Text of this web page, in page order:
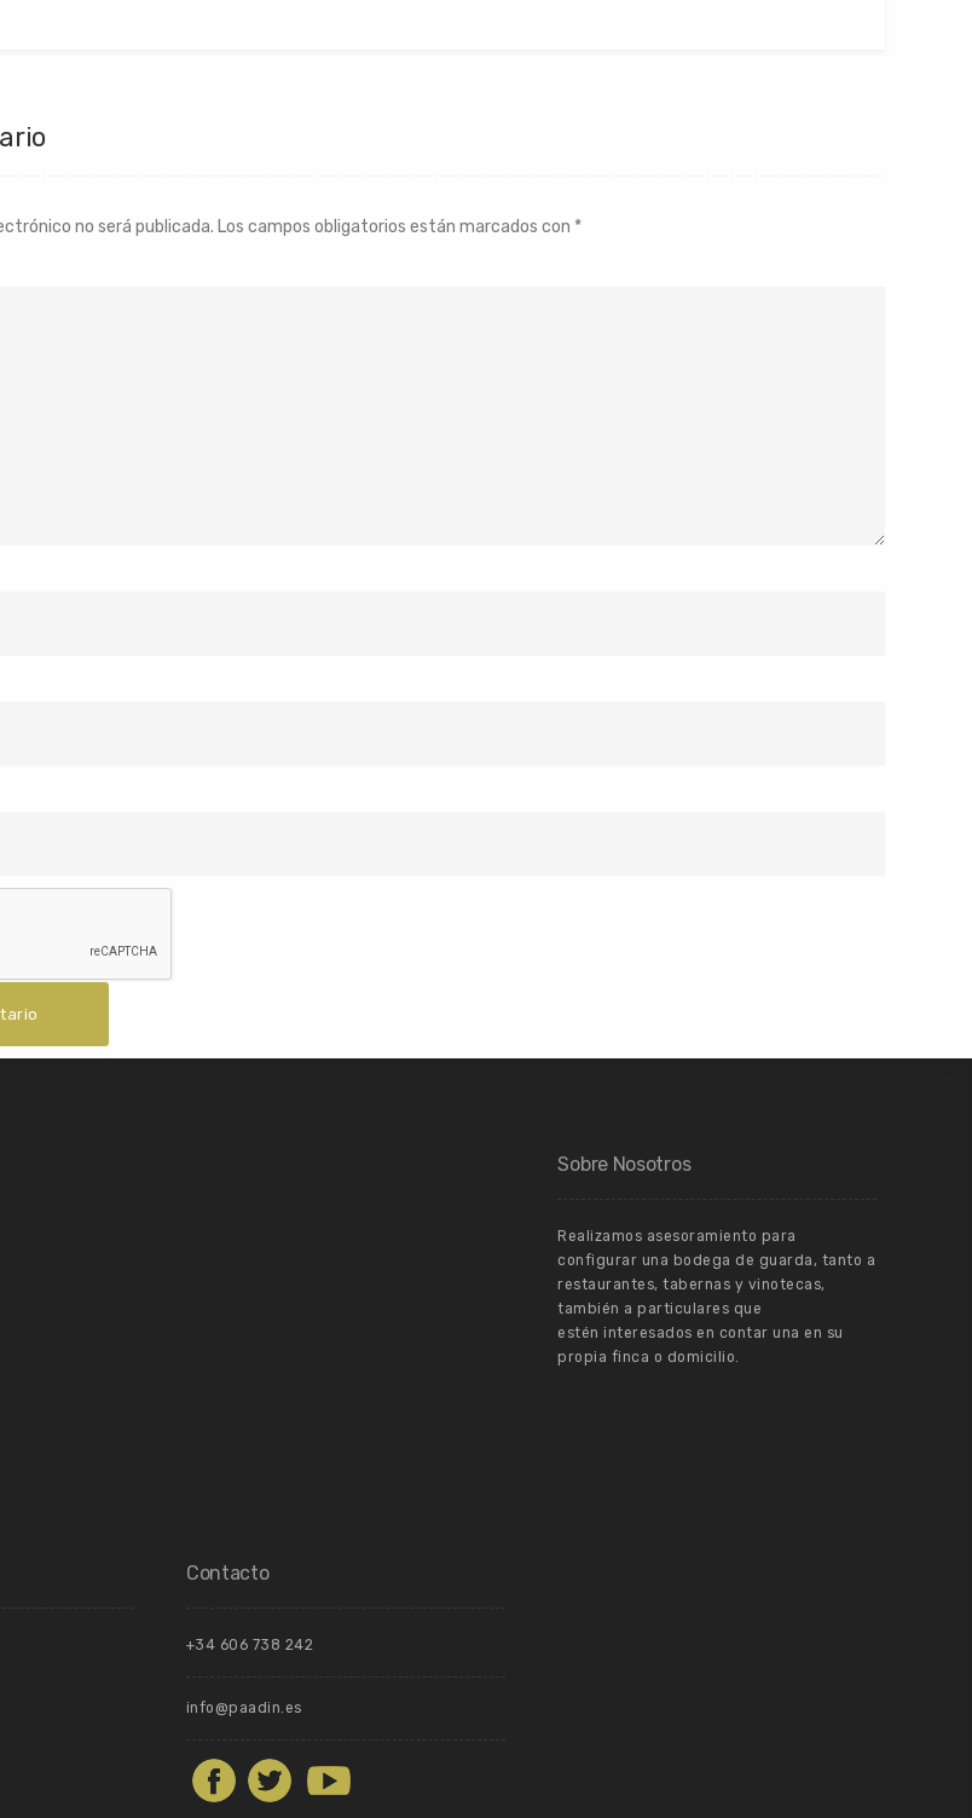
no será publicada. Los campos obligatorios están marcados con *
Sobre Nosotros
Realizamos asesoramiento para
configurar una bodega de guarda, tanto a
restaurantes, tabernas y vinotecas,
también a particulares que
estén interesados en contar una en su
propia finca o domicilio.
Contacto
+34 606 738 242
info@paadin.es